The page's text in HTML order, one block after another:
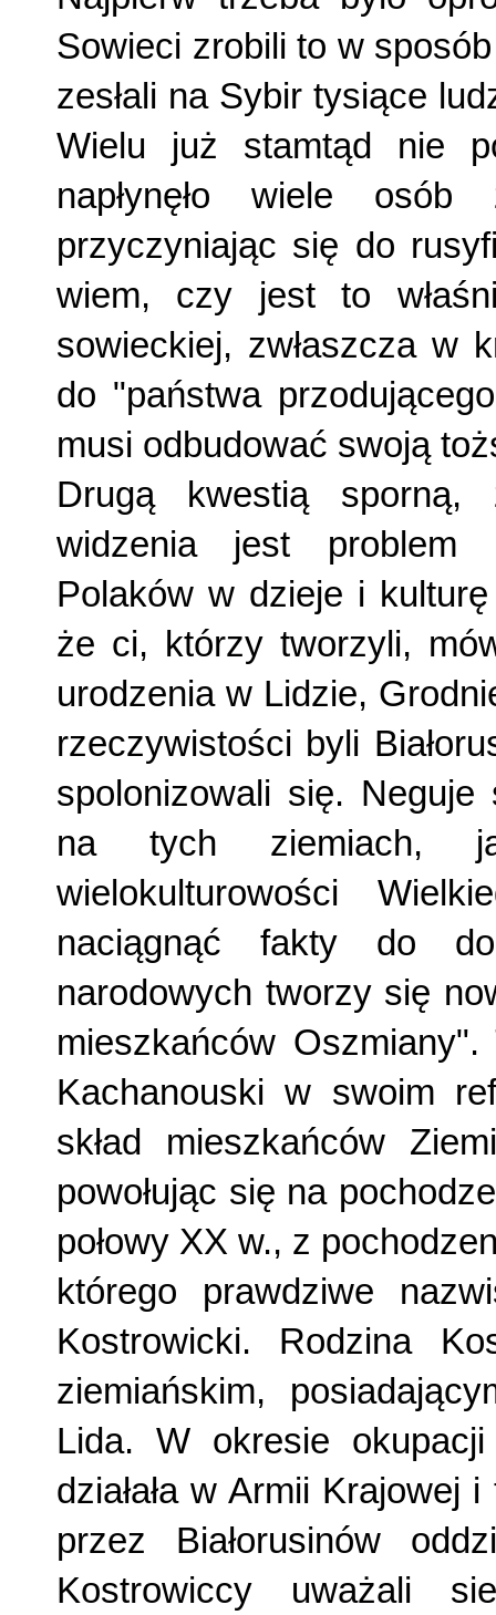
Sowieci zrobili to w
zesłali na Sybir tysiące
Wielu już stamtąd nie
napłynęło wiele
przyczyniając się do
wiem, czy jest to
sowieckiej, zwłaszcza w
do "państwa
musi odbudować swoją
Drugą kwestią sporną,
widzenia jest problem
Polaków w dzieje i kulturę
że ci, którzy tworzyli,
urodzenia w Lidzie,
rzeczywistości byli
spolonizowali się.
na tych ziemiach,
wielokulturowości
naciągnąć fakty do
narodowych tworzy się
mieszkańców
Kachanouski w swoim
skład mieszkańców
powołując się na
połowy XX w., z
którego praw­dziwe
Kostrowicki. Rodzina
ziemiańskim,
Lida. W okresie
działała w Armii
przez Biało­rusinów
Kostrowiccy uważali